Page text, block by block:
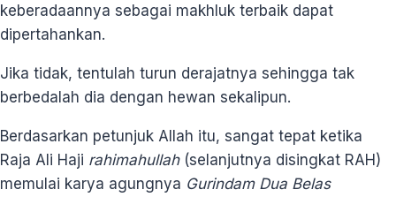
keberadaannya sebagai makhluk terbaik dapat
dipertahankan.
Jika tidak, tentulah turun derajatnya sehingga tak
berbedalah dia dengan hewan sekalipun.
Berdasarkan petunjuk Allah itu, sangat tepat ketika
Raja Ali Haji rahimahullah(selanjutnya disingkat RAH)
memulai karya agungnya Gurindam Dua Belas